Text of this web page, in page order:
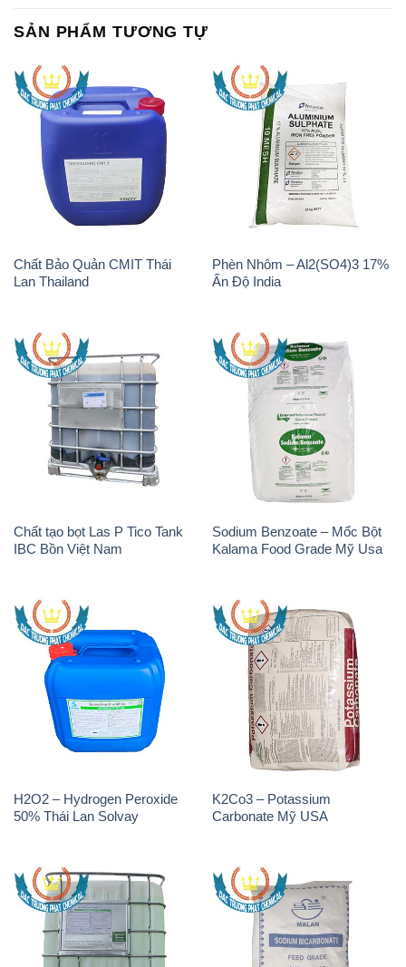
SẢN PHẨM TƯƠNG TỰ
Chất Bảo Quản CMIT Thái
Lan Thailand
Phèn Nhôm – Al2(SO4)3 17%
Ấn Độ India
Chất tạo bọt Las P Tico Tank
IBC Bồn Việt Nam
Sodium Benzoate – Mốc Bột
Kalama Food Grade Mỹ Usa
H2O2 – Hydrogen Peroxide
50% Thái Lan Solvay
K2Co3 – Potassium
Carbonate Mỹ USA